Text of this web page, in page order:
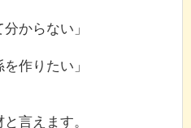
からない」
作りたい」
言えます。